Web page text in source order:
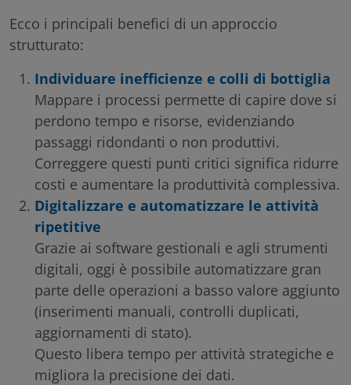
Ecco i principali benefici di un approccio
strutturato:
Individuare inefficienze e colli di bottiglia
Mappare i processi permette di capire dove si
perdono tempo e risorse, evidenziando
passaggi ridondanti o non produttivi.
Correggere questi punti critici significa ridurre
costi e aumentare la produttività complessiva.
Digitalizzare e automatizzare le attività
ripetitive
Grazie ai software gestionali e agli strumenti
digitali, oggi è possibile automatizzare gran
parte delle operazioni a basso valore aggiunto
(inserimenti manuali, controlli duplicati,
aggiornamenti di stato).
Questo libera tempo per attività strategiche e
migliora la precisione dei dati.